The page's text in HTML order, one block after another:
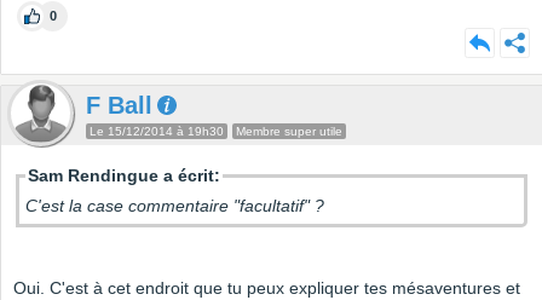
0
F Ball
Le 15/12/2014 à 19h30 Membre super utile
Sam Rendingue a écrit:
C'est la case commentaire "facultatif" ?
Oui. C'est à cet endroit que tu peux expliquer tes mésaventures et